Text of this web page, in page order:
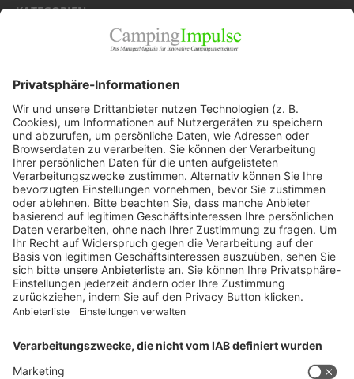
KATEGORIEN
Firmenporträts
Panorama
Produkte
Ratgeber
Weitblick
WEITERES AUS DEM VERLAG
Reisemobil International